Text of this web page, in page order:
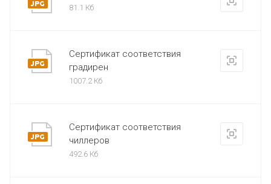
81.1 Кб
Сертификат соответствия
градирен
1007.2 Кб
Сертификат соответствия
чиллеров
492.6 Кб